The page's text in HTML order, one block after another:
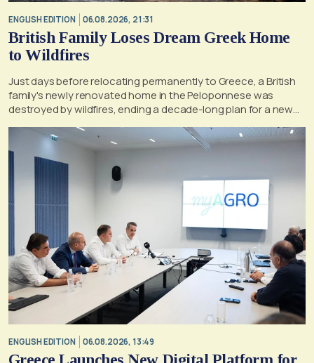
ENGLISH EDITION 06.08.2026, 21:31
British Family Loses Dream Greek Home
to Wildfires
Just days before relocating permanently to Greece, a British
family's newly renovated home in the Peloponnese was
destroyed by wildfires, ending a decade-long plan for a new
life, according to a report by the UK's Mirror
ENGLISH EDITION 06.08.2026, 13:49